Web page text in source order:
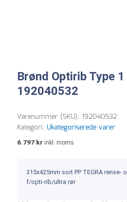
Brønd Optirib Type
192040532
Varenummer (SKU): 192040532
Kategori: Ukategoriserede varer
6.797 kr inkl. moms
315x425mm sort PP TEGRA rense-
f/opti-rib/ultra rør